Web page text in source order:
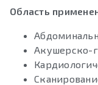
Область
Акушерско-